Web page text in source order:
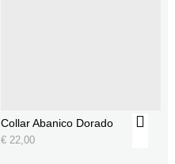
Collar Abanico Dorado
€ 22,00